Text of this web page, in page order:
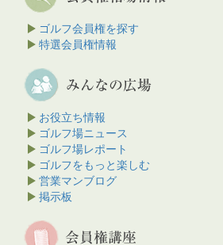
ゴルフ会員権を探す
特選会員権情報
お役立ち情報
ゴルフ場ニュース
ゴルフ場レポート
ゴルフをもっと楽しむ
営業マンブログ
掲示板